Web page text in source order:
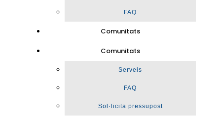
FAQ
Comunitats
Comunitats
Serveis
FAQ
Sol·licita pressupost